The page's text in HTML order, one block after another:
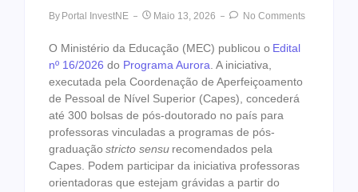
By Portal InvestNE Maio 13, 2026 No Comments
O Ministério da Educação (MEC) publicou o Edital
nº 16/2026 do Programa Aurora. A iniciativa,
executada pela Coordenação de Aperfeiçoamento
de Pessoal de Nível Superior (Capes), concederá
até 300 bolsas de pós-doutorado no país para
professoras vinculadas a programas de pós-
graduação stricto sensu recomendados pela
Capes. Podem participar da iniciativa professoras
orientadoras que estejam grávidas a partir do